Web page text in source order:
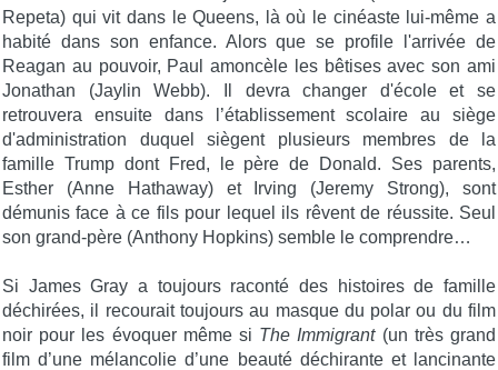
Repeta) qui vit dans le Queens, là où le cinéaste lui-même a
habité dans son enfance. Alors que se profile l'arrivée de
Reagan au pouvoir, Paul amoncèle les bêtises avec son ami
Jonathan (Jaylin Webb). Il devra changer d'école et se
retrouvera ensuite dans l’établissement scolaire au siège
d'administration duquel siègent plusieurs membres de la
famille Trump dont Fred, le père de Donald. Ses parents,
Esther (Anne Hathaway) et Irving (Jeremy Strong), sont
démunis face à ce fils pour lequel ils rêvent de réussite. Seul
son grand-père (Anthony Hopkins) semble le comprendre…
Si James Gray a toujours raconté des histoires de famille
déchirées, il recourait toujours au masque du polar ou du film
noir pour les évoquer même si The Immigrant(un très grand
film d’une mélancolie d’une beauté déchirante et lancinante